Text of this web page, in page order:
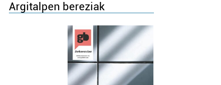
Argitalpen bereziak